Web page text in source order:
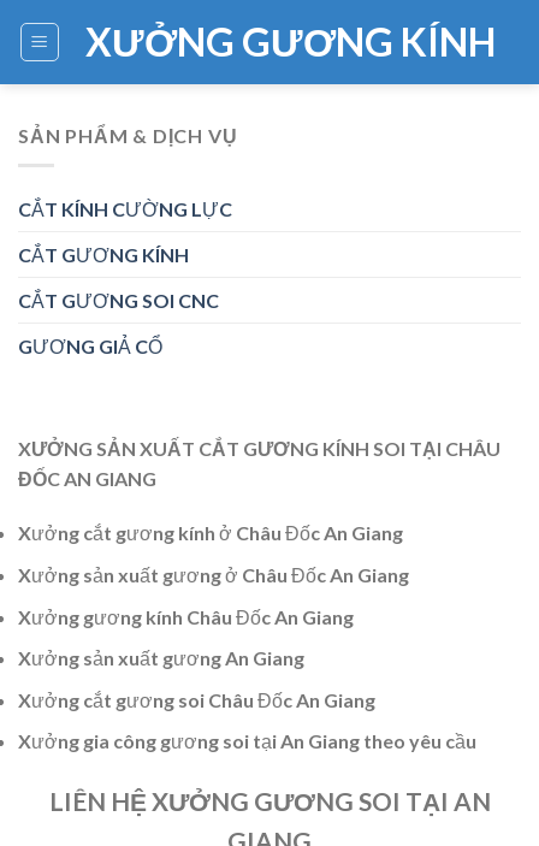
XƯỞNG GƯƠNG KÍNH
XƯỞNG SẢN XUẤT CẮT GƯƠNG KÍNH SOI TẠI CHÂU
ĐỐC AN GIANG
Xưởng cắt gương kính ở Châu Đốc An Giang
Xưởng sản xuất gương ở Châu Đốc An Giang
Xưởng gương kính Châu Đốc An Giang
Xưởng sản xuất gương An Giang
Xưởng cắt gương soi Châu Đốc An Giang
Xưởng gia công gương soi tại An Giang theo yêu cầu
LIÊN HỆ XƯỞNG GƯƠNG SOI TẠI AN
SẢN PHẨM & DỊCH VỤ
CẮT KÍNH CƯỜNG LỰC
CẮT GƯƠNG KÍNH
CẮT GƯƠNG SOI CNC
GƯƠNG GIẢ CỔ